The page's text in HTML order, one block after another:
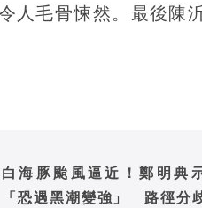
人毛骨悚然。最後陳
白海豚颱風逼近！鄭明典
「恐遇黑潮變強」 路徑分